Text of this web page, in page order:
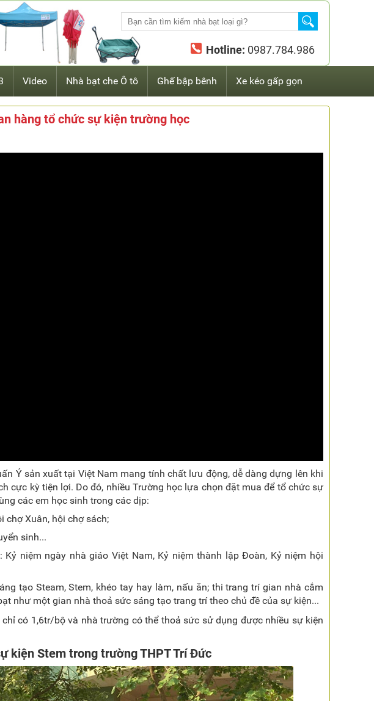
Hotline: 0987.784.986
Video Nhà bạt che Ô tô Ghế bập bênh Xe kéo gấp gọn
hàng tổ chức sự kiện trường học
Ý sản xuất tại Việt Nam mang tính chất lưu động, dễ dàng dựng lên khi
cực kỳ tiện lợi. Do đó, nhiều Trường học lựa chọn đặt mua để tổ chức sự
các em học sinh trong các dịp:
chợ Xuân, hội chợ sách;
sinh...
niệm ngày nhà giáo Việt Nam, Kỷ niệm thành lập Đoàn, Kỷ niệm hội
tạo Steam, Stem, khéo tay hay làm, nấu ăn; thi trang trí gian nhà cắm
như một gian nhà thoả sức sáng tạo trang trí theo chủ đề của sự kiện...
có 1,6tr/bộ và nhà trường có thể thoả sức sử dụng được nhiều sự kiện
kiện Stem trong trường THPT Trí Đức